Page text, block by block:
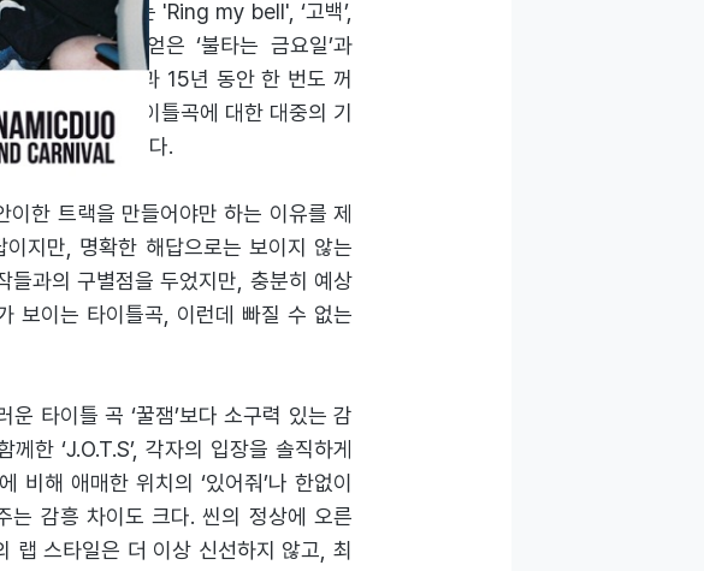
’하면 떠오르는 'Ring my bell', ‘고백’,
근한 반응을 얻은 ‘불타는 금요일’과
있다. 큰 명성과 15년 동안 한 번도 꺼
곡들은 다음 타이틀곡에 대한 대중의 기
압박으로 돌아왔다.
한 트랙을 만들어야만 하는 이유를 제
지만, 명확한 해답으로는 보이지 않는
들과의 구별점을 두었지만, 충분히 예상
보이는 타이틀곡, 이런데 빠질 수 없는
타이틀 곡 ‘꿀잼’보다 소구력 있는 감
한 ‘J.O.T.S’, 각자의 입장을 솔직하게
비해 애매한 위치의 ‘있어줘’나 한없이
는 감흥 차이도 크다. 씬의 정상에 오른
랩 스타일은 더 이상 신선하지 않고, 최